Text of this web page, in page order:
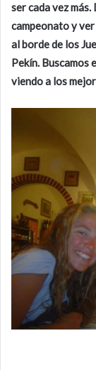
ser cada vez
campeonato y
al borde de los
Pekín. Buscamos
viendo a los